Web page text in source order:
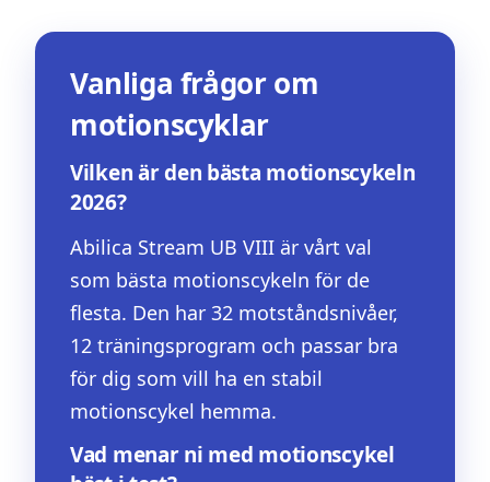
Vanliga frågor om
motionscyklar
Vilken är den bästa motionscykeln
2026?
Abilica Stream UB VIII är vårt val
som bästa motionscykeln för de
flesta. Den har 32 motståndsnivåer,
12 träningsprogram och passar bra
för dig som vill ha en stabil
motionscykel hemma.
Vad menar ni med motionscykel